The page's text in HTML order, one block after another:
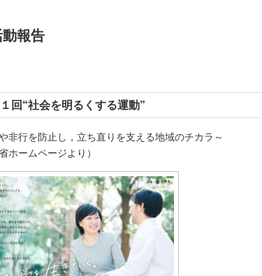
動報告
回“社会を明るくする運動”
非行を防止し，立ち直りを支える地域のチカラ～
ホームページより）